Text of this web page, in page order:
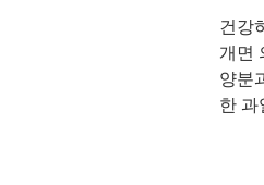
건강
개면
양분
한 과